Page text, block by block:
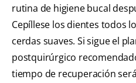
rutina de higiene bucal
Cepíllese los dientes todos
cerdas suaves. Si sigue el
postquirúrgico
tiempo de recuperación